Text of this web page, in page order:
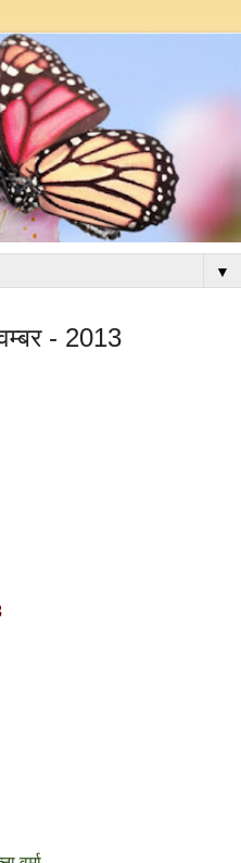
▼
- 2013